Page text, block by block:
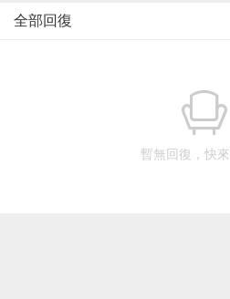
全部回復
暫無回復，快